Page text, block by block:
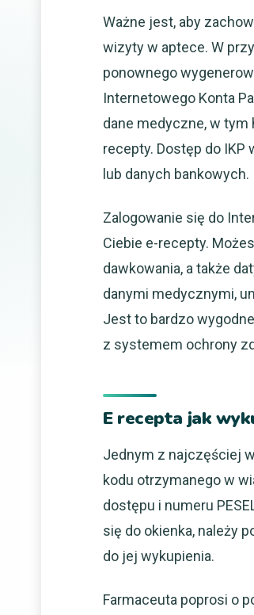
Ważne jest, aby
wizyty w aptece. W
ponownego
Internetowego Konta
dane medyczne, w tym
recepty. Dostęp do IKP
lub danych bankowych.
Zalogowanie się do
Ciebie e-recepty.
dawkowania, a także
danymi medycznymi,
Jest to bardzo
z systemem ochrony
E recepta jak
Jednym z najczęściej
kodu otrzymanego w
dostępu i numeru
się do okienka, należy
do jej wykupienia.
Farmaceuta poprosi o